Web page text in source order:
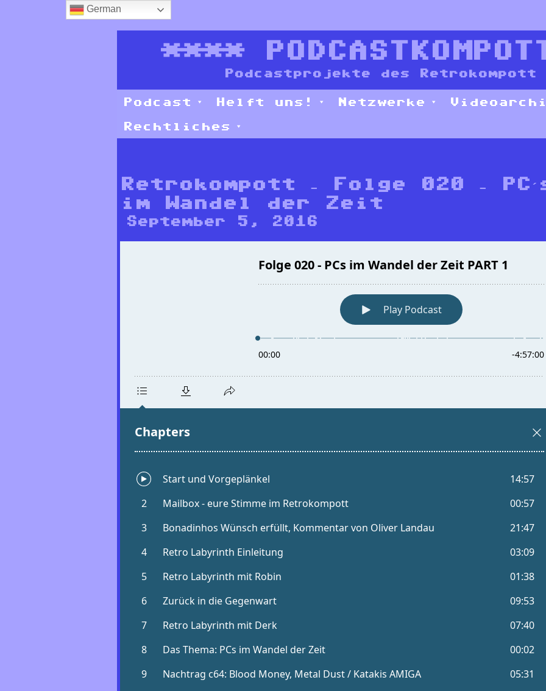
****
Podcastprojekte des Retrokompott
Podcast Helft uns! Netzwerke
Rechtliches
Retrokompott – Folge 020 –
im Wandel der Zeit
September 5, 2016
German